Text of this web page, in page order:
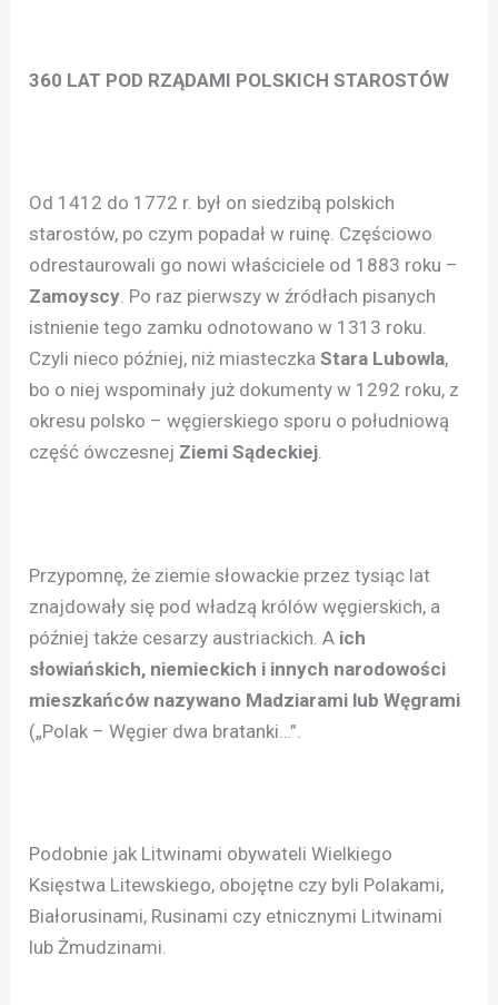
360 LAT POD RZĄDAMI POLSKICH STAROSTÓW
Od 1412 do 1772 r. był on siedzibą polskich
starostów, po czym popadał w ruinę. Częściowo
odrestaurowali go nowi właściciele od 1883 roku –
Zamoyscy. Po raz pierwszy w źródłach pisanych
istnienie tego zamku odnotowano w 1313 roku.
Czyli nieco później, niż miasteczkaStara Lubowla,
bo o niej wspominały już dokumenty w 1292 roku, z
okresu polsko – węgierskiego sporu o południową
część ówczesnej Ziemi Sądeckiej.
Przypomnę, że ziemie słowackie przez tysiąc lat
znajdowały się pod władzą królów węgierskich, a
później także cesarzy austriackich. A ich
słowiańskich, niemieckich i innych narodowości
mieszkańców nazywano Madziarami lub Węgrami
(„Polak – Węgier dwa bratanki…”.
Podobnie jak Litwinami obywateli Wielkiego
Księstwa Litewskiego, obojętne czy byli Polakami,
Białorusinami, Rusinami czy etnicznymi Litwinami
lub Żmudzinami.